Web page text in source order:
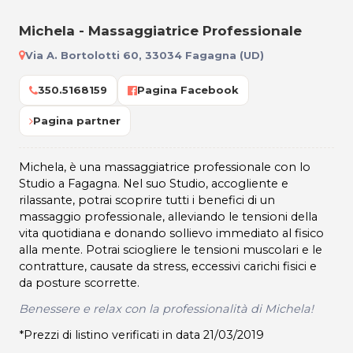
Michela - Massaggiatrice Professionale
Via A. Bortolotti 60, 33034 Fagagna (UD)
350.5168159 Pagina Facebook
Pagina partner
Michela, è una massaggiatrice professionale con lo
Studio a Fagagna. Nel suo Studio, accogliente e
rilassante, potrai scoprire tutti i benefici di un
massaggio professionale, alleviando le tensioni della
vita quotidiana e donando sollievo immediato al fisico
alla mente. Potrai sciogliere le tensioni muscolari e le
contratture, causate da stress, eccessivi carichi fisici e
da posture scorrette.
Benessere e relax con la professionalità di Michela!
*Prezzi di listino verificati in data 21/03/2019